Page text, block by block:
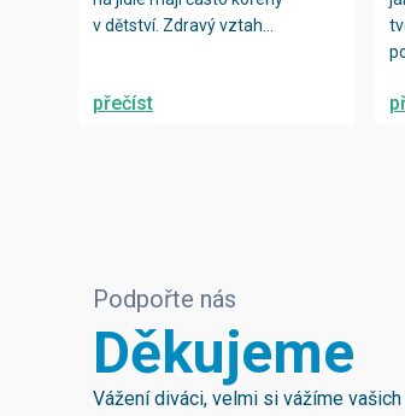
v dětství. Zdravý vztah...
přečíst
Podpořte nás
Děkujeme
Vážení diváci, velmi si vážíme